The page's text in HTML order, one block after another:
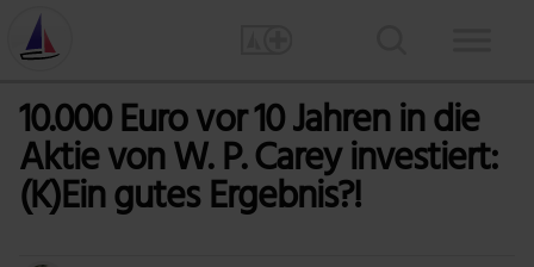
10.000 Euro vor 10 Jahren in die
Aktie von W. P. Carey investiert:
(K)Ein gutes Ergebnis?!